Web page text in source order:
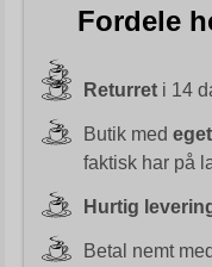
Fordele
Returreti 14
Butik med
faktisk har på
Hurtig
Betal nemt med